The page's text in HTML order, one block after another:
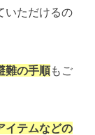
いただけるの
難の手順もご
イテムなどの